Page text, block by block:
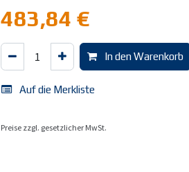
483,84 €
In den Warenkorb
Auf die Merkliste
Preise zzgl. gesetzlicher MwSt.